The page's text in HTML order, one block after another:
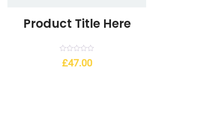
Product Title Here
con
£47.00